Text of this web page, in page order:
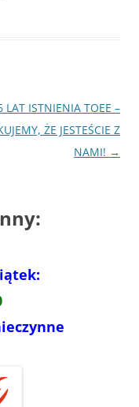
LAT ISTNIENIA TOEE –
ŻE JESTEŚCIE Z
NAMI! →